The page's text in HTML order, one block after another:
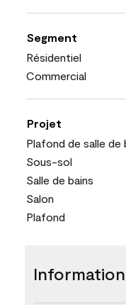
Segment
Résidentiel
Commercial
Projet
Plafond de salle de
Sous-sol
Salle de bains
Salon
Plafond